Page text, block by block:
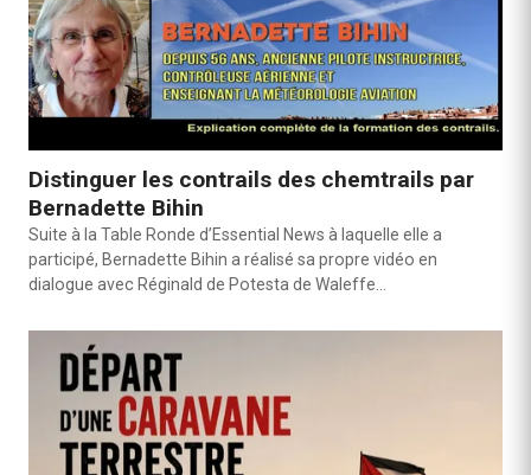
Distinguer les contrails des chemtrails par
Bernadette Bihin
Suite à la Table Ronde d’Essential News à laquelle elle a
participé, Bernadette Bihin a réalisé sa propre vidéo en
dialogue avec Réginald de Potesta de Waleffe…